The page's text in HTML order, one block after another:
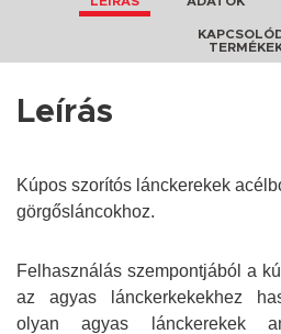
Leírás
Kúpos szorítós lánckerekek
görgősláncokhoz.
Felhasználás szempontjából a
az agyas lánckerkekekhez
olyan agyas lánckerekek